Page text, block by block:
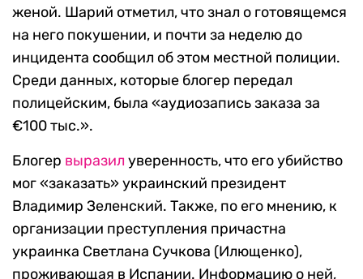
женой. Шарий отметил, что знал о готовящемся
на него покушении, и почти за неделю до
инцидента сообщил об этом местной полиции.
Среди данных, которые блогер передал
полицейским, была «аудиозапись заказа за
€100 тыс.».
Блогер выразил уверенность, что его убийство
мог «заказать» украинский президент
Владимир Зеленский. Также, по его мнению, к
организации преступления причастна
украинка Светлана Сучкова (Илющенко),
проживающая в Испании. Информацию о ней,